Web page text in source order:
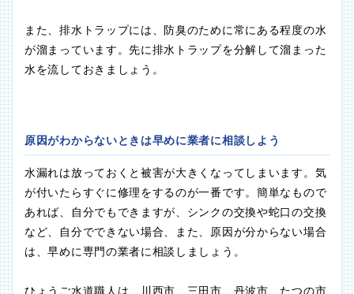
また、排水トラップには、防臭のために常にある程度の水
が溜まっています。先に排水トラップを分解して溜まった
水を流しておきましょう。
原因がわからないときは早めに業者に相談しよう
水漏れは放っておくと被害が大きくなってしまいます。気
が付いたらすぐに修理をするのが一番です。簡単なもので
あれば、自分でもできますが、シンクの交換や蛇口の交換
など、自分でできない場合、また、原因が分からない場合
は、早めに専門の業者に相談しましょう。
ひょうご水道職人は、川西市、三田市、丹波市、たつの市